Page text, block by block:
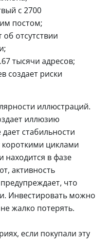
с 2700
постом;
отсутствии
тысячи адресов;
создает риски
иллюстраций.
иллюзию
стабильности
циклами
находится в фазе
активность
что
Инвестировать можно
жалко потерять.
если покупали эту